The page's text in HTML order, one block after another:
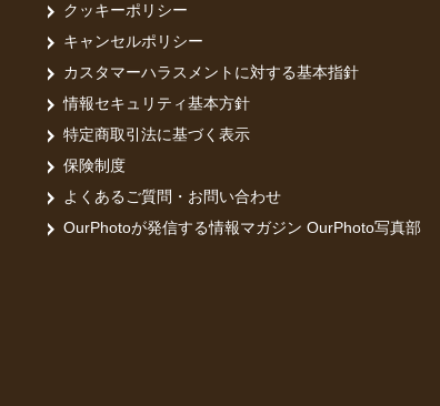
クッキーポリシー
キャンセルポリシー
カスタマーハラスメントに対する基本指針
情報セキュリティ基本方針
特定商取引法に基づく表示
保険制度
よくあるご質問・お問い合わせ
OurPhotoが発信する情報マガジン OurPhoto写真部